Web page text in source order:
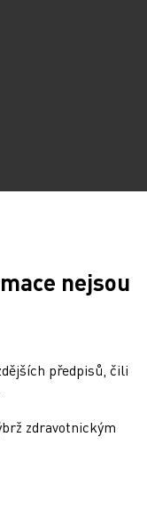
nejsou
předpisů, čili
zdravotnickým